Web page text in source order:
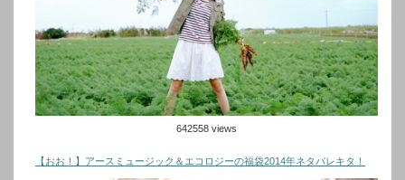
642558 views
【おお！】アースミュージック＆エコロジーの福袋2014年ネタバレキタ！